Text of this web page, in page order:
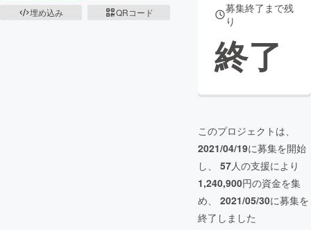
埋め込み
QRコード
募集終了まで残
り
終了
このプロジェクトは、
2021/04/19に募集を開始
し、 57人の支援により
1,240,900円の資金を集
め、 2021/05/30に募集を
終了しました